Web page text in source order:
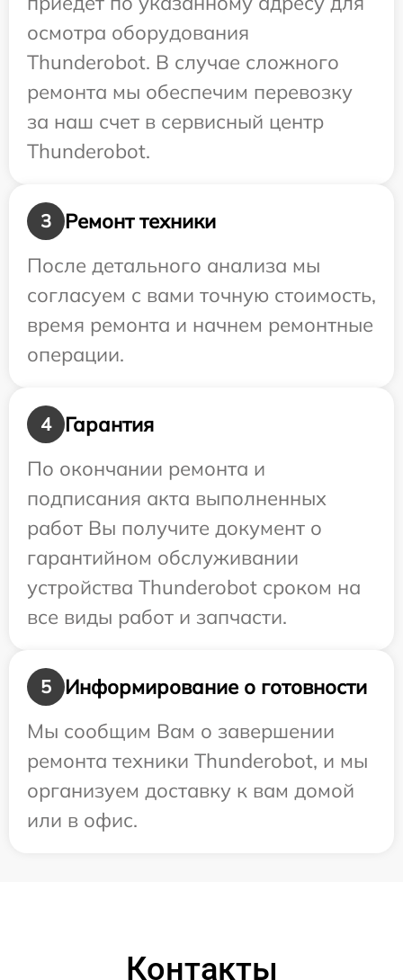
осмотра оборудования
Thunderobot. В случае сложного
ремонта мы обеспечим перевозку
за наш счет в сервисный центр
Thunderobot.
3
Ремонт техники
После детального анализа мы
согласуем с вами точную стоимость,
время ремонта и начнем ремонтные
операции.
4
Гарантия
По окончании ремонта и
подписания акта выполненных
работ Вы получите документ о
гарантийном обслуживании
устройства Thunderobot сроком на
все виды работ и запчасти.
5
Информирование о готовности
Мы сообщим Вам о завершении
ремонта техники Thunderobot, и мы
организуем доставку к вам домой
или в офис.
Контакты